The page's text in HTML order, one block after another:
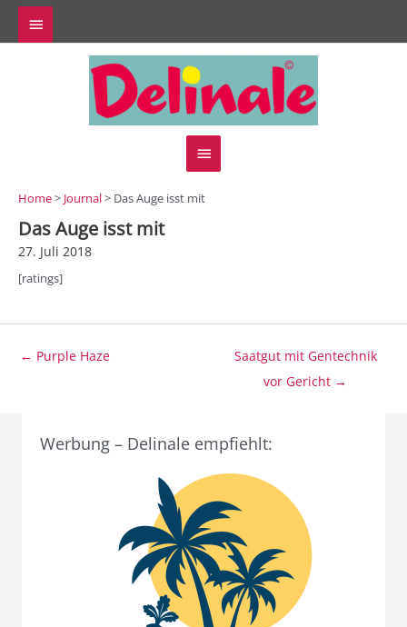
Zum
Inhalt
springen
Above
Hauptmenü
Home> Journal> Das Auge isst mit
Das Auge isst mit
27. Juli 2018
[ratings]
Beitragsnavigation
← Purple Haze
Saatgut mit Gentechnik
vor Gericht →
Werbung – Delinale empfiehlt: